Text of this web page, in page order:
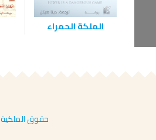
الملكة الحمراء
حقوق الملكية